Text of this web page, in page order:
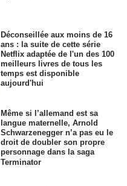
Déconseillée aux moins de 16
ans : la suite de cette série
Netflix adaptée de l'un des 100
meilleurs livres de tous les
temps est disponible
aujourd'hui
Même si l’allemand est sa
langue maternelle, Arnold
Schwarzenegger n’a pas eu le
droit de doubler son propre
personnage dans la saga
Terminator